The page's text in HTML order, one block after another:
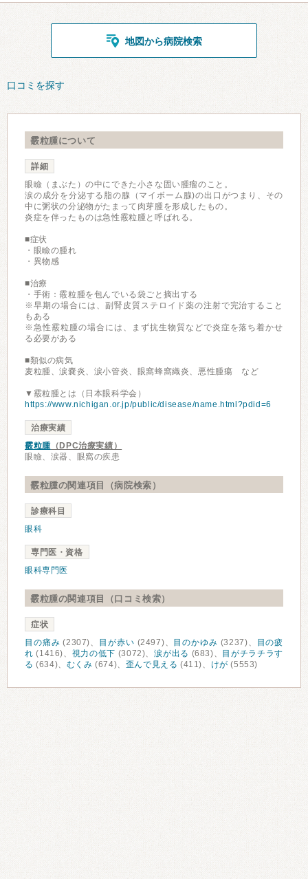
地図から病院検索
口コミを探す
霰粒腫について
詳細
眼瞼（まぶた）の中にできた小さな固い腫瘤のこと。
涙の成分を分泌する脂の腺（マイボーム腺)の出口がつまり、その
中に粥状の分泌物がたまって肉芽腫を形成したもの。
炎症を伴ったものは急性霰粒腫と呼ばれる。
■症状
・眼瞼の腫れ
・異物感
■治療
・手術：霰粒腫を包んでいる袋ごと摘出する
※早期の場合には、副腎皮質ステロイド薬の注射で完治すること
もある
※急性霰粒腫の場合には、まず抗生物質などで炎症を落ち着かせ
る必要がある
■類似の病気
麦粒腫、涙嚢炎、涙小管炎、眼窩蜂窩織炎、悪性腫瘍 など
▼霰粒腫とは（日本眼科学会）
https://www.nichigan.or.jp/public/disease/name.html?pdid=6
治療実績
霰粒腫（DPC治療実績）
眼瞼、涙器、眼窩の疾患
霰粒腫の関連項目（病院検索）
診療科目
眼科
専門医・資格
眼科専門医
霰粒腫の関連項目（口コミ検索）
症状
目の痛み (2307)、 目が赤い (2497)、 目のかゆみ (3237)、
目の疲
れ (1416)、 視力の低下 (3072)、涙が出る (683)、
目がチラチラす
る (634)、 むくみ (674)、 歪んで見える (411)、 けが (5553)